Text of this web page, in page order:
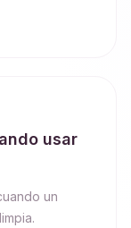
usar
un